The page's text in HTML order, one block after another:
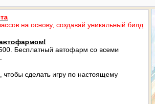
на основу, создавай уникальный билд
Бесплатный автофарм со всеми
чтобы сделать игру по настоящему